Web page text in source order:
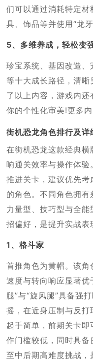
们可以通过消耗特定
具、饰品等并使用“龙
5、多维养成，轻松变
珍宝系统、基因改造
等十大成长路径，清
了以上内容，游戏内
你的个性化审美!更多
街机恐龙角色排行及详
在街机恐龙这款经典
响通关效率与操作体
推进关卡，建议优先
的角色。不同角色拥
力量型、技巧型与全
招偏好，是提升实战表
1、格斗家
首推角色为黄帽。该
速度与转向响应显著优
腿”与“旋风腿”具备强
摇，在近身压制与反打
起手简单，前期关卡
作门槛较低，同时具
至中后期高难度挑战，